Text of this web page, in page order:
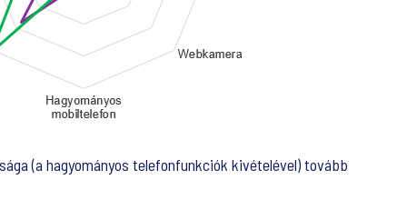
(a hagyományos telefonfunkciók kivételével) tovább